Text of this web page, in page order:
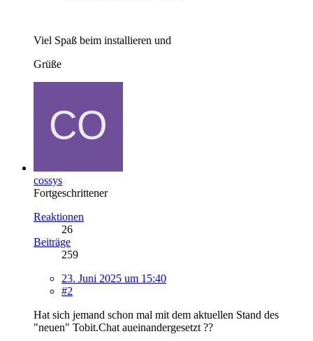
Viel Spaß beim installieren und
Grüße
cossys
Fortgeschrittener
Reaktionen
26
Beiträge
259
23. Juni 2025 um 15:40
#2
Hat sich jemand schon mal mit dem aktuellen Stand des
"neuen" Tobit.Chat aueinandergesetzt ??